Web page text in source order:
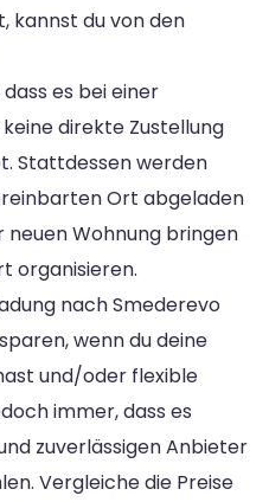
kannst du von den
es bei einer
direkte Zustellung
Stattdessen werden
Ort abgeladen
neuen Wohnung bringen
organisieren.
nach Smederevo
wenn du deine
und/oder flexible
immer, dass es
zuverlässigen Anbieter
Vergleiche die Preise